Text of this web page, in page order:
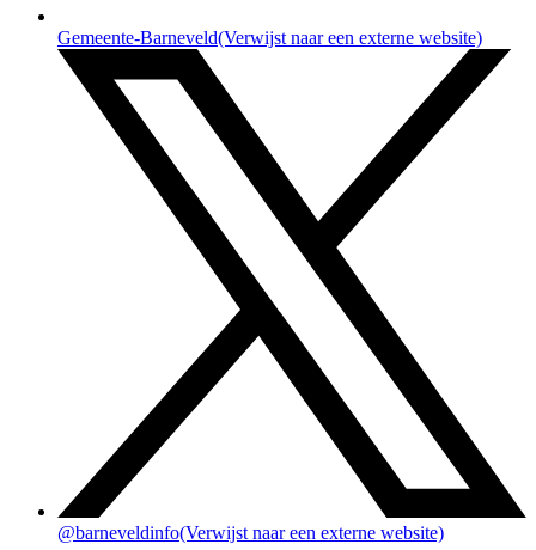
Gemeente-Barneveld(Verwijst naar een externe website)
@barneveldinfo(Verwijst naar een externe website)